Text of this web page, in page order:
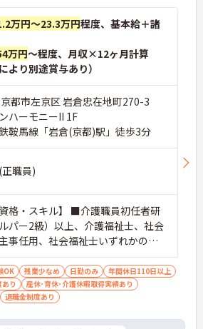
万円～23.3万円程度、基本給＋諸
万円～程度、月収×12ヶ月計算
より別途賞与あり）
都市左京区 岩倉忠在地町270-3
ハーモニーII 1F
鞍馬線「岩倉(京都)駅」徒歩3分
職員)
資格・スキル】 ■介護職員初任者研
パー2級）以上、介護福祉士、社会
事任用、社会福祉士いずれかの資
ちの方 ■普通自動車運転免許（AT
OK 残業少なめ 日勤のみ
年間休日110日以上
り
産休･育休･介護休暇取得実績あり
退職金制度あり